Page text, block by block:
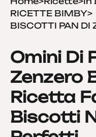
RICETTE BIMBY>
BISCOTTI PAN DI
Omini Di
Zenzero
Ricetta
Biscotti